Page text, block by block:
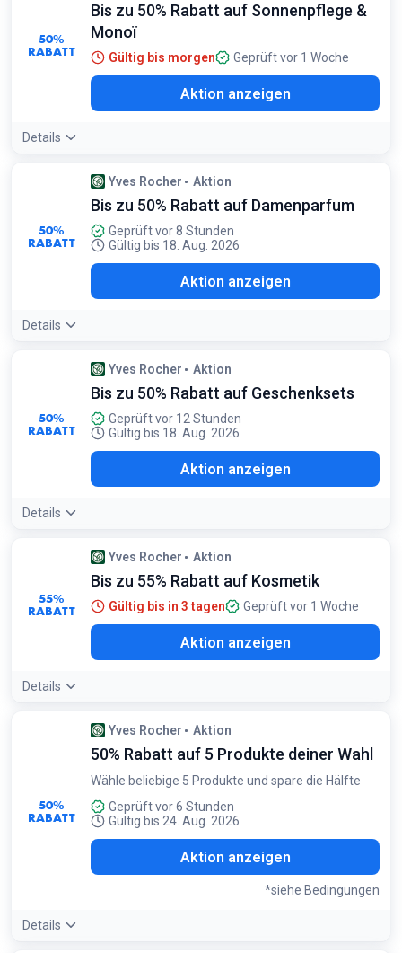
50%
RABATT
Bis zu 50% Rabatt auf Sonnenpflege &
Monoï
Gültig bis morgen Geprüft vor 1 Woche
Aktion anzeigen
Details
50%
RABATT
Yves Rocher Aktion
Bis zu 50% Rabatt auf Damenparfum
Geprüft vor 8 Stunden
Gültig bis 18. Aug. 2026
Aktion anzeigen
Details
50%
RABATT
Yves Rocher Aktion
Bis zu 50% Rabatt auf Geschenksets
Geprüft vor 12 Stunden
Gültig bis 18. Aug. 2026
Aktion anzeigen
Details
55%
RABATT
Yves Rocher Aktion
Bis zu 55% Rabatt auf Kosmetik
Gültig bis in 3 tagen Geprüft vor 1 Woche
Aktion anzeigen
Details
50%
RABATT
Yves Rocher Aktion
50% Rabatt auf 5 Produkte deiner Wahl
Wähle beliebige 5 Produkte und spare die Hälfte
Geprüft vor 6 Stunden
Gültig bis 24. Aug. 2026
Aktion anzeigen
*siehe Bedingungen
Details